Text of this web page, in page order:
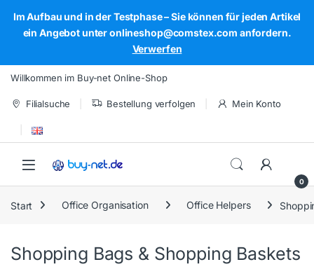
Im Aufbau und in der Testphase – Sie können für jeden Artikel
ein Angebot unter onlineshop@comstex.com anfordern.
Verwerfen
Skip to navigation
Skip to content
Willkommen im Buy-net Online-Shop
Filialsuche Bestellung verfolgen Mein Konto
Open
0
Start Office Organisation Office Helpers
Shopping Bags & Shopping Baskets